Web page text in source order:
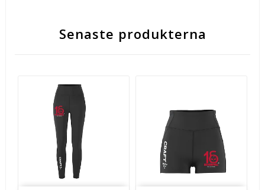
Senaste produkterna